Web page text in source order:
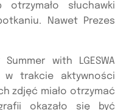
słuchawki
Nawet Prezes
with LGESWA
w trakcie aktywności
zdjęć miało otrzymać
okazało się być